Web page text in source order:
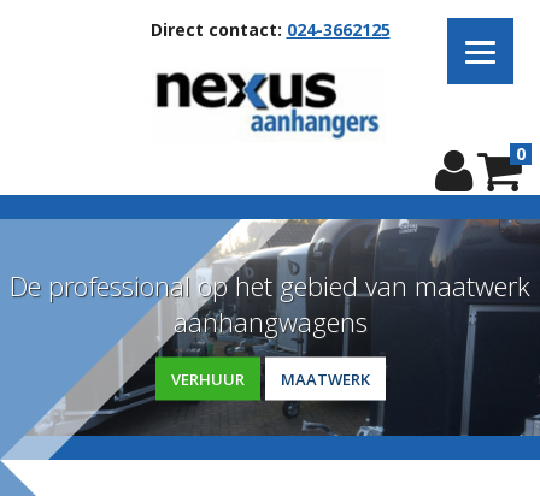
Direct contact: 024-3662125
0
De professional op het gebied van maatwerk
aanhangwagens
VERHUUR MAATWERK